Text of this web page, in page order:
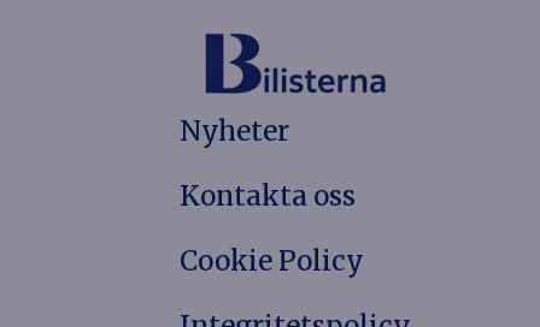
Nyheter
Kontakta oss
Cookie Policy